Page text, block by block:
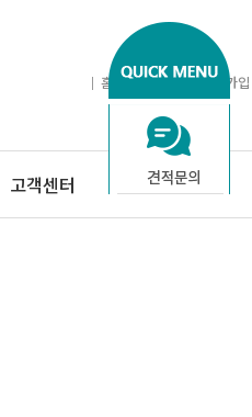
홈 로그인 회원가입
고객센터